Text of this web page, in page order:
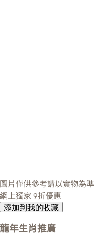
圖片僅供參考請以實物為準
網上獨家 9折優惠
添加到我的收藏
龍年生肖推廣